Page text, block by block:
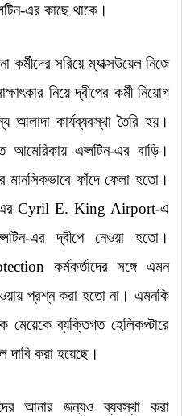
এর কাছে থাকে ।
কর্মীদের সরিয়ে ম্যাক্সউয়েল নিজে
নিয়ে দ্বীপের কর্মী নিয়োগ
আলাদা কার্যব্যবস্থা তৈরি হয়।
আমেরিকায় এপ্সটিন-এর বাড়ি।
মানসিকভাবে ফাঁদে ফেলা হতো ।
এর Cyril E. King Airport-এ
এর দ্বীপে নেওয়া হতো ।
কর্মকর্তাদের সঙ্গে এমন
প্রশ্ন করা হতো না ।এমনকি
ব্যক্তিগত হেলিকপ্টারে
দাবি করা হয়েছে ।
আনার জন্যও ব্যবস্থা করা